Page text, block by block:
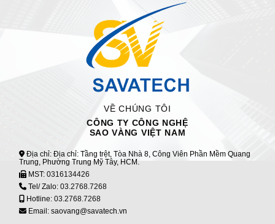
VỀ CHÚNG TÔI
CÔNG TY CÔNG NGHỆ
SAO VÀNG VIỆT NAM
Địa chỉ: Địa chỉ: Tầng trệt, Tòa Nhà 8, Công Viên Phần Mềm Quang
Trung, Phường Trung Mỹ Tây, HCM.
MST: 0316134426
Tel/ Zalo: 03.2768.7268
Hotline: 03.2768.7268
Email: saovang@savatech.vn